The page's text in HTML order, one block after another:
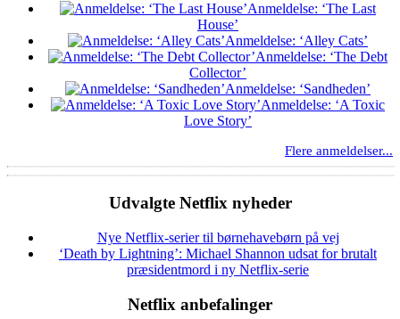
Anmeldelse: ‘The Last
House’
Anmeldelse: ‘Alley Cats’
Anmeldelse: ‘The Debt
Collector’
Anmeldelse: ‘Sandheden’
Anmeldelse: ‘A Toxic
Love Story’
Flere anmeldelser...
Udvalgte Netflix nyheder
Nye Netflix-serier til børnehavebørn på vej
‘Death by Lightning’: Michael Shannon udsat for brutalt
præsidentmord i ny Netflix-serie
Netflix anbefalinger